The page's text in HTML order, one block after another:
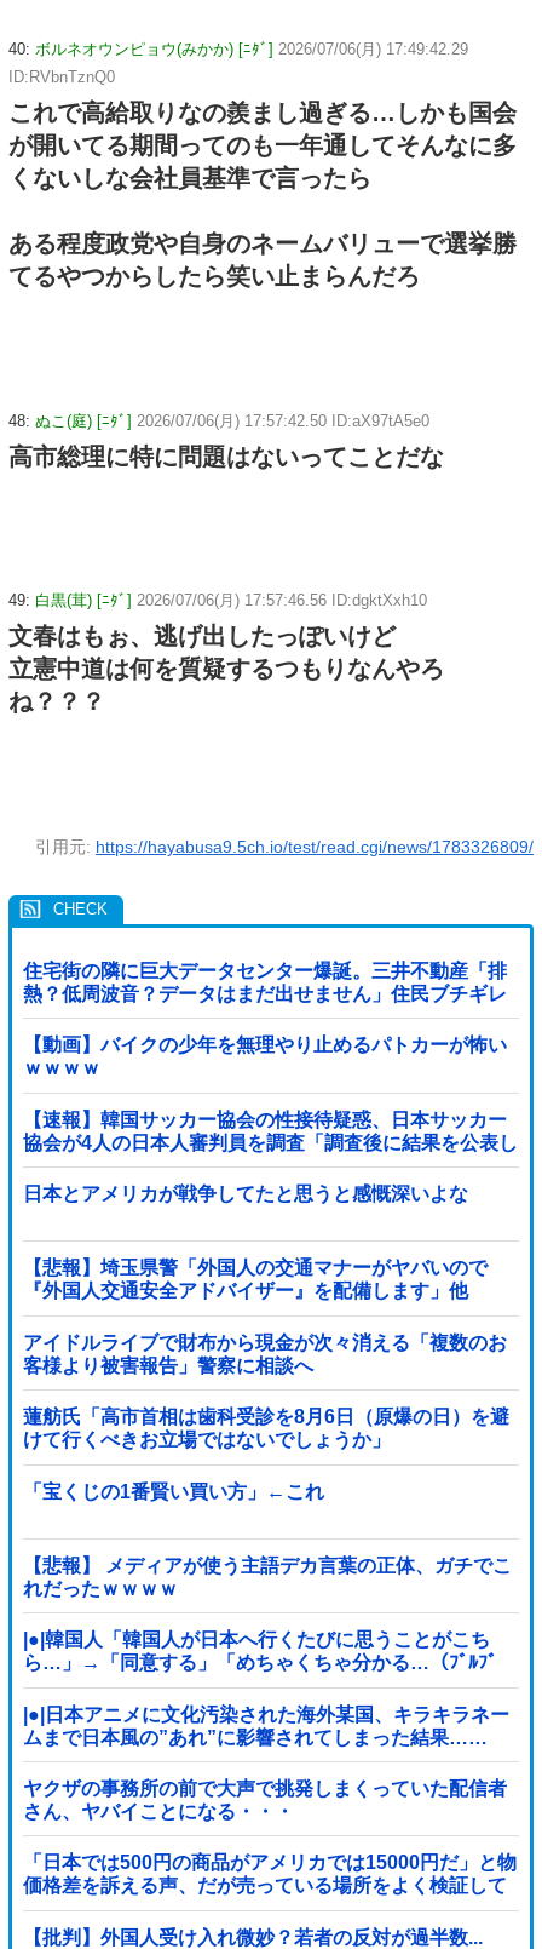
40: ボルネオウンピョウ(みかか) [ﾆﾀﾞ] 2026/07/06(月) 17:49:42.29
ID:RVbnTznQ0
これで高給取りなの羨まし過ぎる…しかも国会
が開いてる期間ってのも一年通してそんなに多
くないしな会社員基準で言ったら
ある程度政党や自身のネームバリューで選挙勝
てるやつからしたら笑い止まらんだろ
48: ぬこ(庭) [ﾆﾀﾞ] 2026/07/06(月) 17:57:42.50 ID:aX97tA5e0
高市総理に特に問題はないってことだな
49: 白黒(茸) [ﾆﾀﾞ] 2026/07/06(月) 17:57:46.56 ID:dgktXxh10
文春はもぉ、逃げ出したっぽいけど
立憲中道は何を質疑するつもりなんやろ
ね？？？
引用元: https://hayabusa9.5ch.io/test/read.cgi/news/1783326809/
住宅街の隣に巨大データセンター爆誕。三井不動産「排
熱？低周波音？データはまだ出せません」住民ブチギレ
【動画】バイクの少年を無理やり止めるパトカーが怖い
ｗｗｗｗ
【速報】韓国サッカー協会の性接待疑惑、日本サッカー
協会が4人の日本人審判員を調査「調査後に結果を公表し
ます」
日本とアメリカが戦争してたと思うと感慨深いよな
【悲報】埼玉県警「外国人の交通マナーがヤバいので
『外国人交通安全アドバイザー』を配備します」他
アイドルライブで財布から現金が次々消える「複数のお
客様より被害報告」警察に相談へ
蓮舫氏「高市首相は歯科受診を8月6日（原爆の日）を避
けて行くべきお立場ではないでしょうか」
「宝くじの1番賢い買い方」←これ
【悲報】 メディアが使う主語デカ言葉の正体、ガチでこ
れだったｗｗｗｗ
|●|韓国人「韓国人が日本へ行くたびに思うことがこち
ら…」→「同意する」「めちゃくちゃ分かる…（ﾌﾞﾙﾌﾞ
ﾙ」＝韓国の反応
|●|日本アニメに文化汚染された海外某国、キラキラネー
ムまで日本風の”あれ”に影響されてしまった結果……
ヤクザの事務所の前で大声で挑発しまくっていた配信者
さん、ヤバイことになる・・・
「日本では500円の商品がアメリカでは15000円だ」と物
価格差を訴える声、だが売っている場所をよく検証して
みると……
【批判】外国人受け入れ微妙？若者の反対が過半数...